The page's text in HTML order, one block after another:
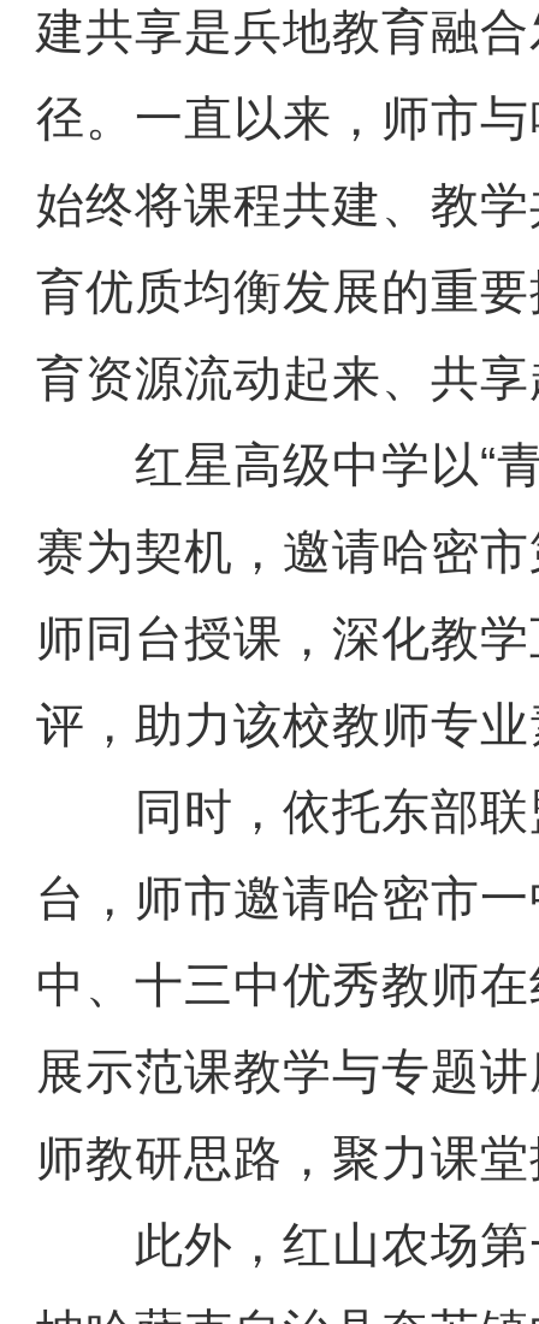
建共享是兵地教育融
径。一直以来，师市
始终将课程共建、教
育优质均衡发展的重
育资源流动起来、共
红星高级中学以“青
赛为契机，邀请哈密
师同台授课，深化教
评，助力该校教师专
同时，依托东部联
台，师市邀请哈密市
中、十三中优秀教师
展示范课教学与专题
师教研思路，聚力课
此外，红山农场第